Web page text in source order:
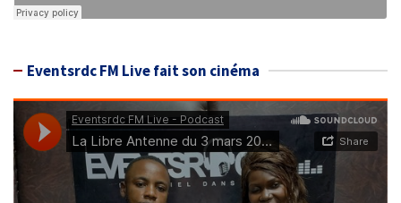
Eventsrdc FM Live fait son cinéma